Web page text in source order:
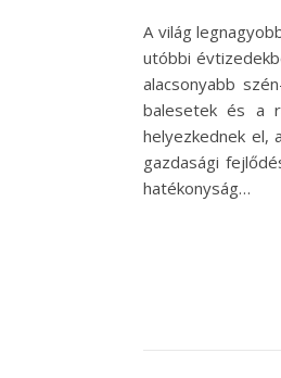
A világ
utóbbi
alacsonyabb
balesetek és a
helyezkednek el,
gazdasági
hatékonyság…